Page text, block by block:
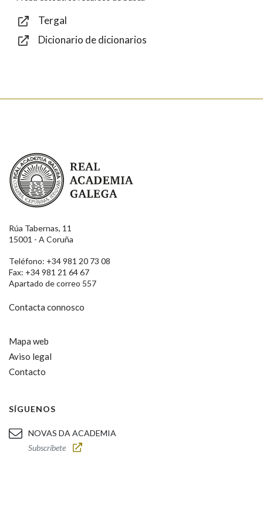
Tergal
Dicionario de dicionarios
Real Academia Galega
Rúa Tabernas, 11
15001 - A Coruña
Teléfono: +34 981 20 73 08
Fax: +34 981 21 64 67
Apartado de correo 557
Contacta connosco
Mapa web
Aviso legal
Contacto
SÍGUENOS
NOVAS DA ACADEMIA
Subscríbete